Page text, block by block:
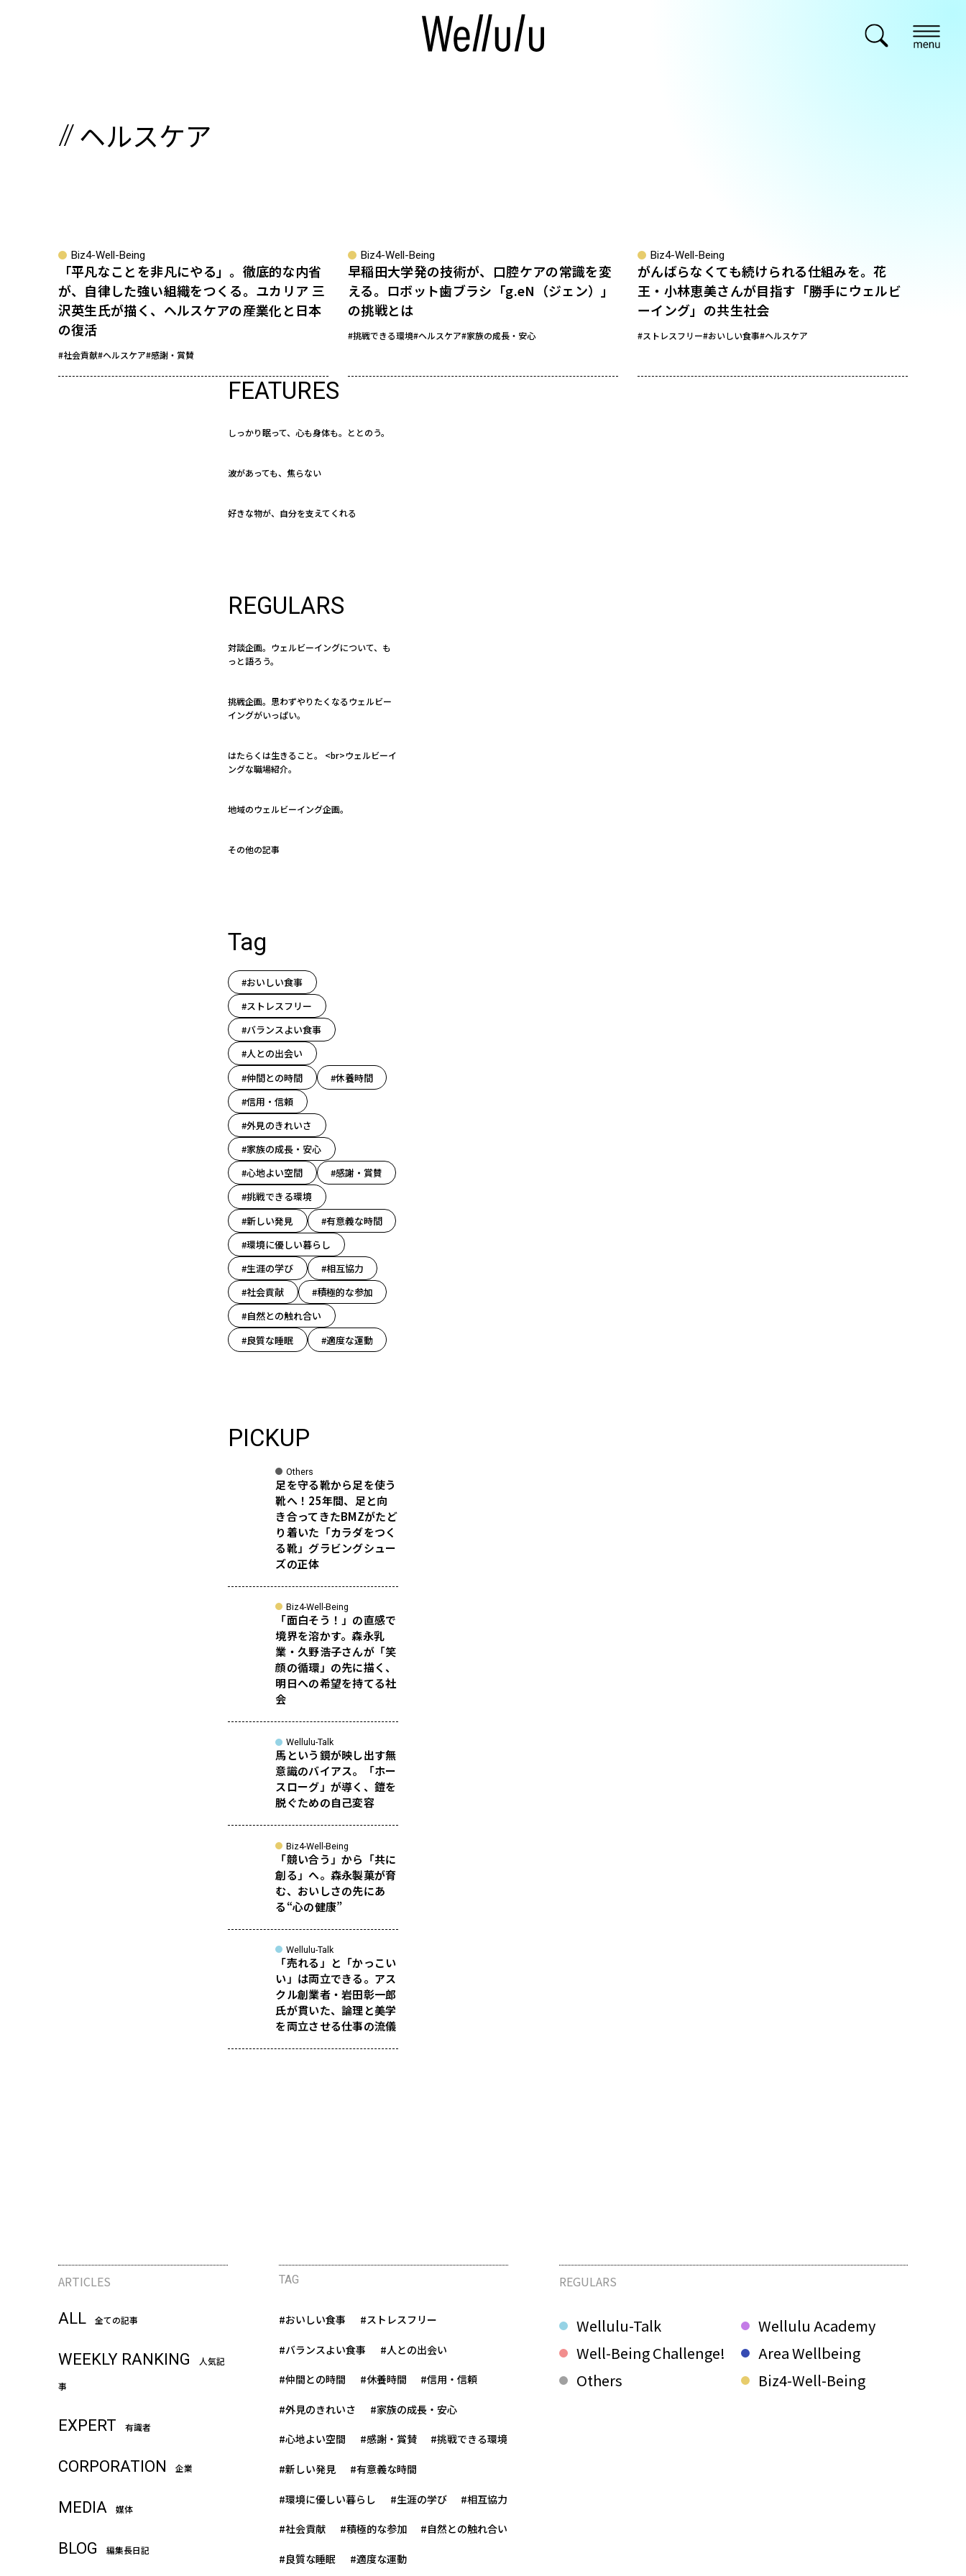
ヘルスケア
Biz4-Well-Being
「平凡なことを非凡にやる」。徹底的な内省
が、自律した強い組織をつくる。ユカリア 三
沢英生氏が描く、ヘルスケアの産業化と日本
の復活
#社会貢献#ヘルスケア#感謝・賞賛
Biz4-Well-Being
早稲田大学発の技術が、口腔ケアの常識を変
える。ロボット歯ブラシ「g.eN（ジェン）」
の挑戦とは
#挑戦できる環境#ヘルスケア#家族の成長・安心
Biz4-Well-Being
がんばらなくても続けられる仕組みを。花
王・小林恵美さんが目指す「勝手にウェルビ
ーイング」の共生社会
#ストレスフリー#おいしい食事#ヘルスケア
FEATURES
しっかり眠って、心も身体も。ととのう。
波があっても、焦らない
好きな物が、自分を支えてくれる
REGULARS
対談企画。ウェルビーイングについて、も
っと語ろう。
挑戦企画。思わずやりたくなるウェルビー
イングがいっぱい。
はたらくは生きること。 <br>ウェルビーイ
ングな職場紹介。
地域のウェルビーイング企画。
その他の記事
Tag
#おいしい食事
#ストレスフリー
#バランスよい食事
#人との出会い
#仲間との時間
#休養時間
#信用・信頼
#外見のきれいさ
#家族の成長・安心
#心地よい空間
#感謝・賞賛
#挑戦できる環境
#新しい発見
#有意義な時間
#環境に優しい暮らし
#生涯の学び
#相互協力
#社会貢献
#積極的な参加
#自然との触れ合い
#良質な睡眠
#適度な運動
PICKUP
Others
足を守る靴から足を使う
靴へ！25年間、足と向
き合ってきたBMZがたど
り着いた「カラダをつく
る靴」グラビングシュー
ズの正体
Biz4-Well-Being
「面白そう！」の直感で
境界を溶かす。森永乳
業・久野浩子さんが「笑
顔の循環」の先に描く、
明日への希望を持てる社
会
Wellulu-Talk
馬という鏡が映し出す無
意識のバイアス。「ホー
スローグ」が導く、鎧を
脱ぐための自己変容
Biz4-Well-Being
「競い合う」から「共に
創る」へ。森永製菓が育
む、おいしさの先にあ
る“心の健康”
Wellulu-Talk
「売れる」と「かっこい
い」は両立できる。アス
クル創業者・岩田彰一郎
氏が貫いた、論理と美学
を両立させる仕事の流儀
ARTICLES
ALL 全ての記事
WEEKLY RANKING 人気記
事
EXPERT 有識者
CORPORATION 企業
MEDIA 媒体
BLOG 編集長日記
TAG
#おいしい食事 #ストレスフリー
#バランスよい食事 #人との出会い
#仲間との時間 #休養時間 #信用・信頼
#外見のきれいさ #家族の成長・安心
#心地よい空間 #感謝・賞賛 #挑戦できる環境
#新しい発見 #有意義な時間
#環境に優しい暮らし #生涯の学び #相互協力
#社会貢献 #積極的な参加 #自然との触れ合い
#良質な睡眠 #適度な運動
REGULARS
Wellulu-Talk
Well-Being Challenge!
Biz4-Well-Being
Wellulu Academy
Area Wellbeing
Others